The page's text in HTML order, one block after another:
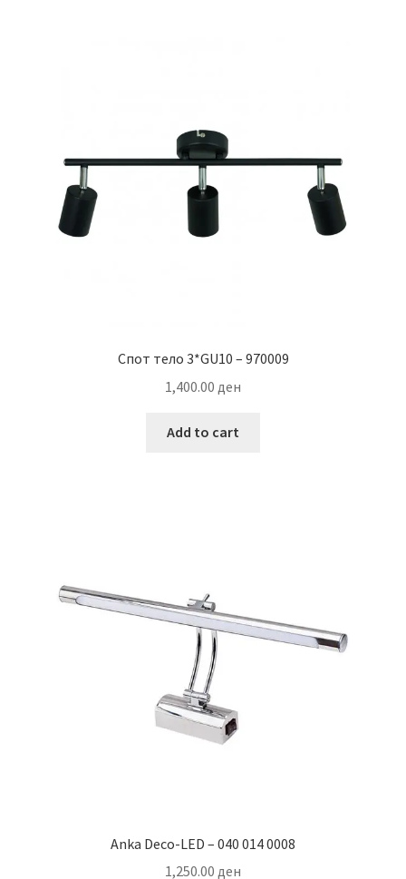
Спот тело 3*GU10 – 970009
1,400.00 ден
Add to cart
Anka Deco-LED – 040 014 0008
1,250.00 ден